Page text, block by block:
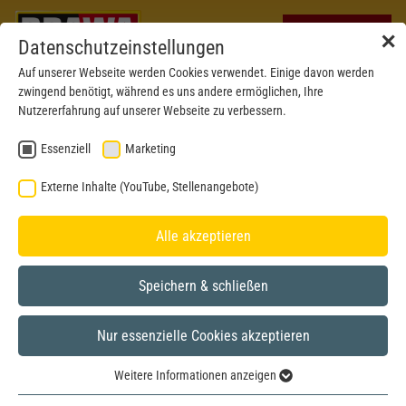
✕
Datenschutzeinstellungen
Auf unserer Webseite werden Cookies verwendet. Einige davon werden
zwingend benötigt, während es uns andere ermöglichen, Ihre
Nutzererfahrung auf unserer Webseite zu verbessern.
Essenziell Marketing
Externe Inhalte (YouTube, Stellenangebote)
Alle akzeptieren
Speichern & schließen
Nur essenzielle Cookies akzeptieren
Weitere Informationen anzeigen